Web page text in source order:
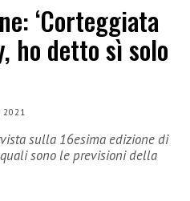
‘Corteggiata
ho detto sì solo
2021
sulla 16esima edizione di
sono le previsioni della